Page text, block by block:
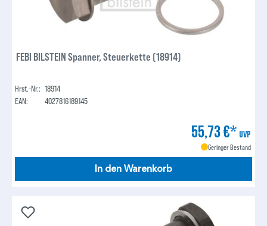
FEBI BILSTEIN Spanner, Steuerkette (18914)
Hrst.-Nr.: 18914
EAN:
4027816189145
55,73 €* UVP
Geringer Bestand
In den Warenkorb